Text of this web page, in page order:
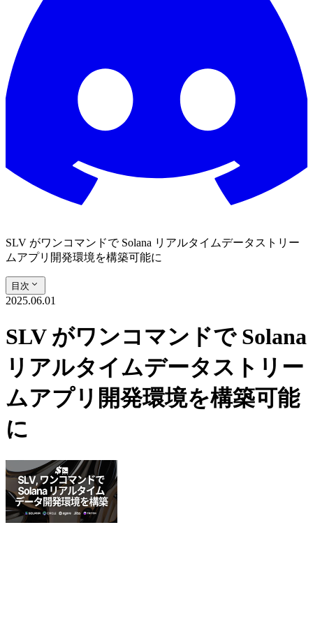
SLV がワンコマンドで Solana リアルタイムデータストリー
ムアプリ開発環境を構築可能に
目次
2025.06.01
SLV がワンコマンドで Solana
リアルタイムデータストリー
ムアプリ開発環境を構築可能
に